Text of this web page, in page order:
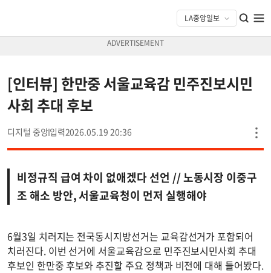
[인터뷰] 한만중 서울교육감 민주진보시민
사회 추대 후보
디지털 중앙 2026.05.19 20:36
비정규직 급여 차이 없애겠다 선언 // 노동시장 이중구
조 해소 방안, 서울교육청이 먼저 실행해야
6월3일 치러지는 전국동시지방선거는 교육감선거가 포함되어
치러진다. 이번 선거에 서울교육감으로 민주진보시민사회 추대
후보인 한만중 후보와 추진할 주요 정책과 비전에 대해 들어봤다.